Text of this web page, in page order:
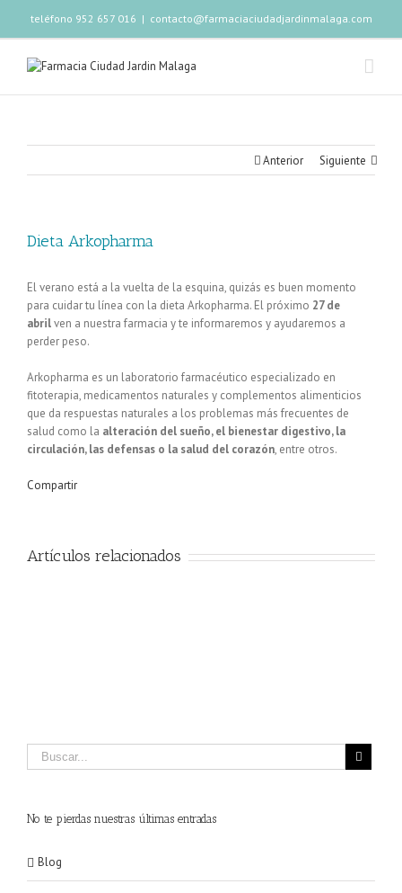
teléfono 952 657 016 | contacto@farmaciaciudadjardinmalaga.com
Anterior Siguiente
Dieta Arkopharma
El verano está a la vuelta de la esquina, quizás es buen momento
para cuidar tu línea con la dieta Arkopharma. El próximo 27 de
abrilven a nuestra farmacia y te informaremos y ayudaremos a
perder peso.
Arkopharma es un laboratorio farmacéutico especializado en
fitoterapia, medicamentos naturales y complementos alimenticios
que da respuestas naturales a los problemas más frecuentes de
salud como la alteración del sueño, el bienestar digestivo, la
circulación, las defensas o la salud del corazón, entre otros.
Compartir
Artículos relacionados
No te pierdas nuestras últimas entradas
Blog